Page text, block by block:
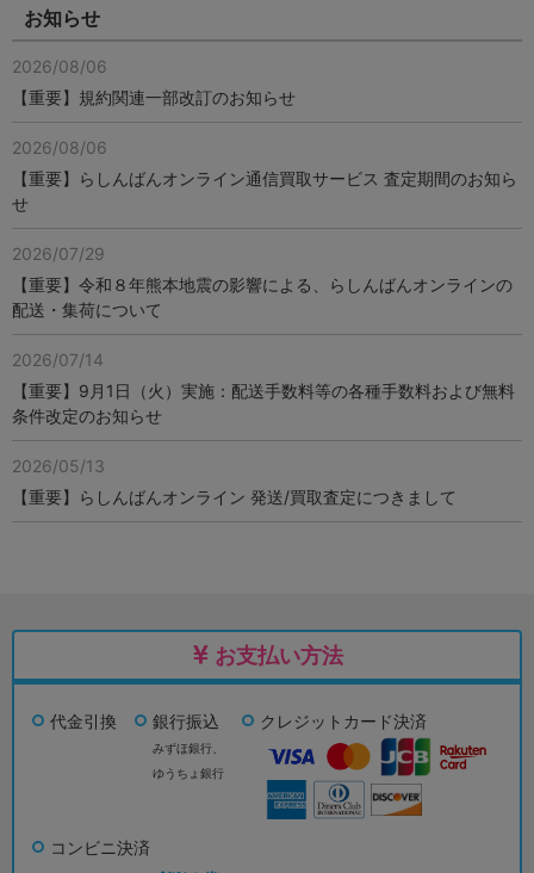
お知らせ
2026/08/06
【重要】規約関連一部改訂のお知らせ
2026/08/06
【重要】らしんばんオンライン通信買取サービス 査定期間のお知ら
せ
2026/07/29
【重要】令和８年熊本地震の影響による、らしんばんオンラインの
配送・集荷について
2026/07/14
【重要】9月1日（火）実施：配送手数料等の各種手数料および無料
条件改定のお知らせ
2026/05/13
【重要】らしんばんオンライン 発送/買取査定につきまして
お支払い方法
代金引換 銀行振込
みずほ銀行、
ゆうちょ銀行
クレジットカード決済
コンビニ決済